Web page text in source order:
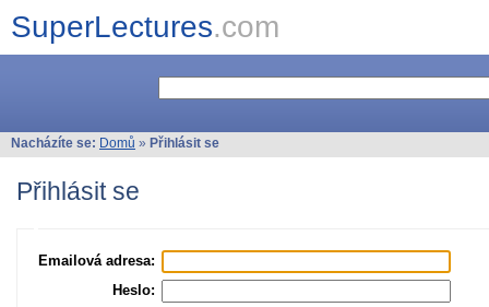
SuperLectures.com
Nacházíte se: Domů » Přihlásit se
Přihlásit se
Emailová adresa:
Heslo: